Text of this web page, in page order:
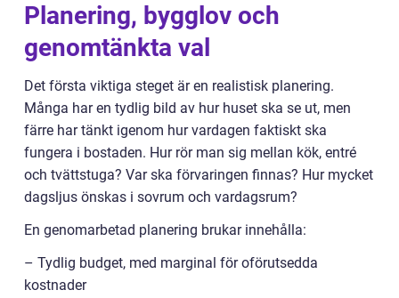
Planering, bygglov och
genomtänkta val
Det första viktiga steget är en realistisk planering.
Många har en tydlig bild av hur huset ska se ut, men
färre har tänkt igenom hur vardagen faktiskt ska
fungera i bostaden. Hur rör man sig mellan kök, entré
och tvättstuga? Var ska förvaringen finnas? Hur mycket
dagsljus önskas i sovrum och vardagsrum?
En genomarbetad planering brukar innehålla:
– Tydlig budget, med marginal för oförutsedda
kostnader